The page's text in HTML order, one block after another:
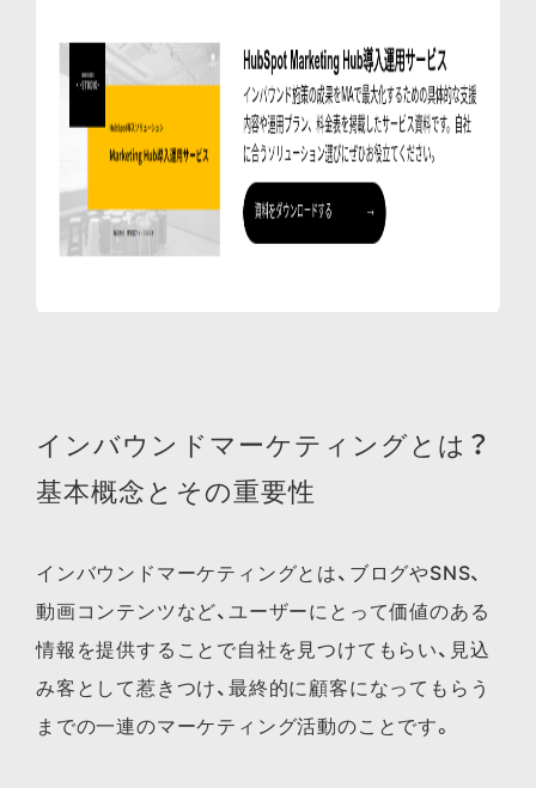
インバウンドマーケティングとは？
基本概念とその重要性
インバウンドマーケティングとは、ブログやSNS、
動画コンテンツなど、ユーザーにとって価値のある
情報を提供することで自社を見つけてもらい、見込
み客として惹きつけ、最終的に顧客になってもらう
までの一連のマーケティング活動のことです。